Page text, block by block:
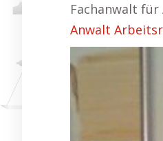
Fachanwalt
Anwalt